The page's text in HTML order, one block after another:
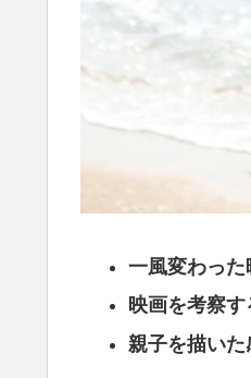
一風変わった
映画を考察す
親子を描い